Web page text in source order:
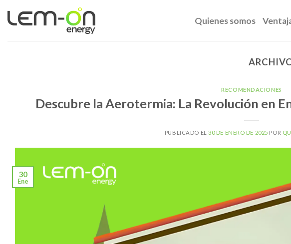
Quienes somos
RECOMENDACIONES
Descubre la Aerotermia: La Revolución en
PUBLICADO EL30 DE ENERO DE 2025 POR
30
Ene